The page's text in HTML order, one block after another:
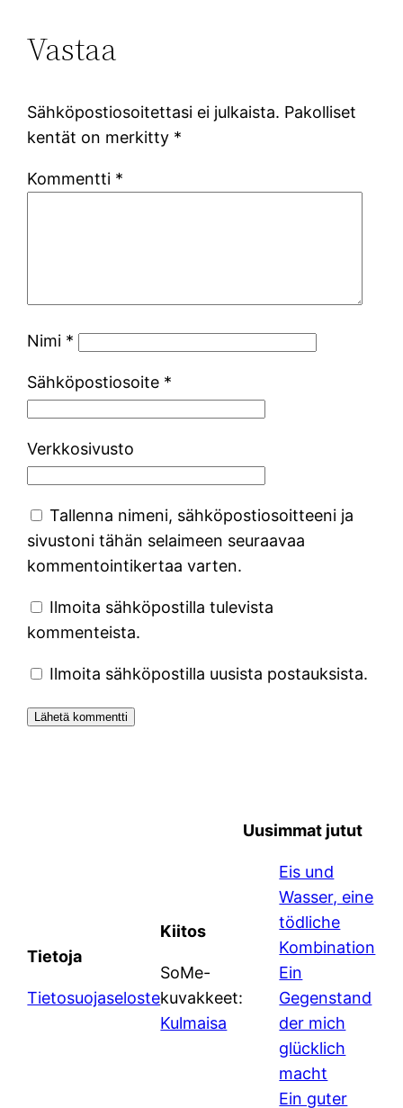
Vastaa
Sähköpostiosoitettasi ei julkaista. Pakolliset
kentät on merkitty *
Kommentti *
Nimi *
Sähköpostiosoite *
Verkkosivusto
Tallenna nimeni, sähköpostiosoitteeni ja
sivustoni tähän selaimeen seuraavaa
kommentointikertaa varten.
Ilmoita sähköpostilla tulevista
kommenteista.
Ilmoita sähköpostilla uusista postauksista.
Tietoja
Tietosuojaseloste
Kiitos
SoMe-
kuvakkeet:
Kulmaisa
Uusimmat jutut
Eis und
Wasser, eine
tödliche
Kombination
Ein
Gegenstand
der mich
glücklich
macht
Ein guter